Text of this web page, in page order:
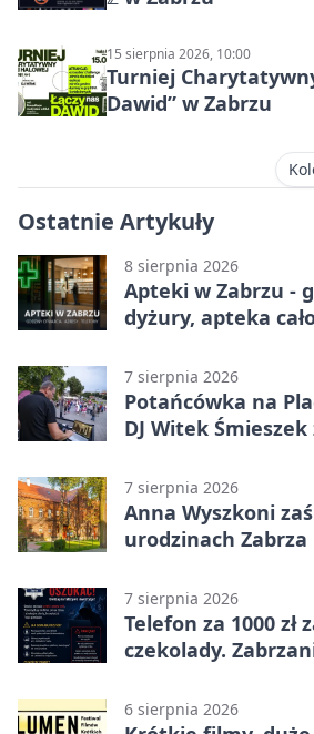
15 sierpnia 2026, 10:00
Turniej
Dawid” w Zabrzu
Ostatnie Artykuły
8 sierpnia 2026
Apteki w Zabrzu -
dyżury, apteka
7 sierpnia 2026
Potańcówka na
DJ Witek
7 sierpnia 2026
Anna Wyszkoni
urodzinach Zabrza
7 sierpnia 2026
Telefon za 1000 zł
czekolady.
6 sierpnia 2026